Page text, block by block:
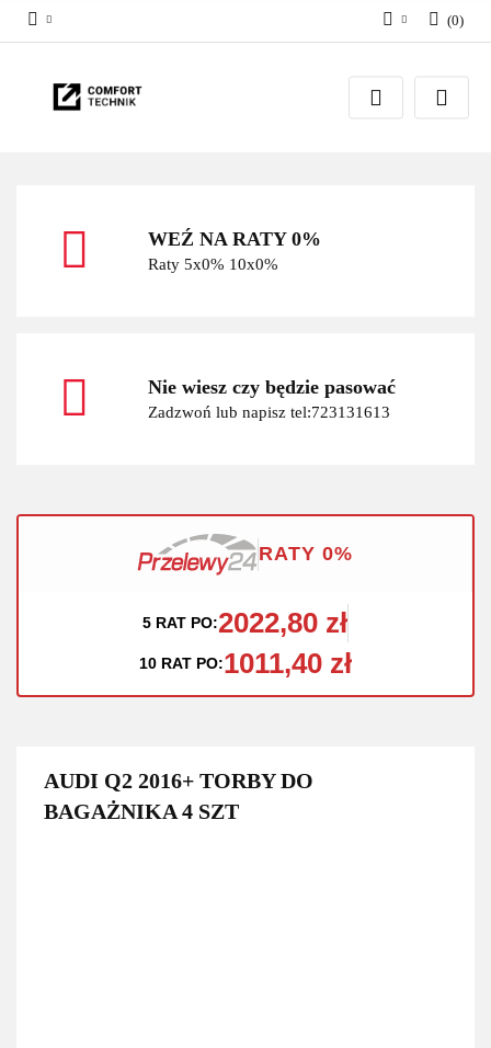
Zaloguj się
Zarejestruj się
(0)
WEŹ NA RATY 0%
Raty 5x0% 10x0%
Nie wiesz czy będzie pasować
Zadzwoń lub napisz tel:723131613
RATY 0%
5 RAT PO:2022,80 zł
10 RAT PO:1011,40 zł
AUDI Q2 2016+ TORBY DO
BAGAŻNIKA 4 SZT